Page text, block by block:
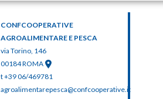
CONFCOOPERATIVE
AGROALIMENTARE E PESCA
via Torino, 146
00184 ROMA
t +39 06/469781
agroalimentarepesca@confcooperative.it